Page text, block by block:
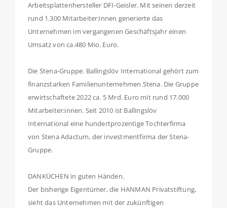
Arbeitsplattenhersteller DFI-Geisler. Mit seinen derzeit
rund 1.300 Mitarbeiter:innen generierte das
Unternehmen im vergangenen Geschäftsjahr einen
Umsatz von ca.480 Mio. Euro.
Die Stena-Gruppe. Ballingslöv International gehört zum
finanzstarken Familienunternehmen Stena. Die Gruppe
erwirtschaftete 2022 ca. 5 Mrd. Euro mit rund 17.000
Mitarbeiter:innen. Seit 2010 ist Ballingslöv
International eine hundertprozentige Tochterfirma
von Stena Adactum, der investmentfirma der Stena-
Gruppe.
DANKÜCHEN in guten Händen.
Der bisherige Eigentümer, die HANMAN Privatstiftung,
sieht das Unternehmen mit der zukünftigen